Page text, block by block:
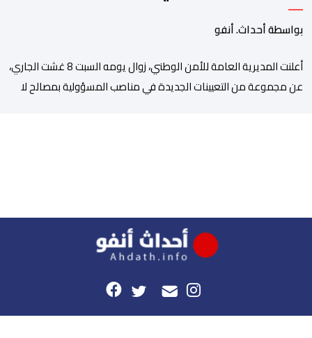
بمصالح الأمن الوطني
بواسطة أحداث. أنفو
أعلنت المديرية العامة للأمن الوطني، زوال يومه السبت 8 غشت الجاري،
عن مجموعة من التعيينات الجديدة في مناصب المسؤولية بمصالح لا